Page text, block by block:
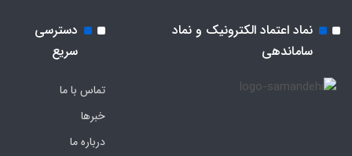
نماد اعتماد الکترونیک و نماد
ساماندهی
دسترسی
سریع
تماس با ما
خبرها
درباره ما